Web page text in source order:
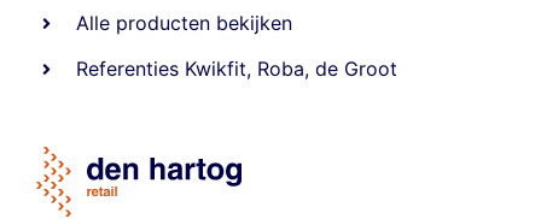
Alle producten bekijken
Referenties Kwikfit, Roba,de Groot